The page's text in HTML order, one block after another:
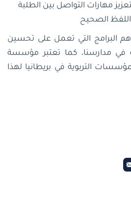
مهارات التواصل بين الطلبة
الصحيح
البرامج التي تعمل على تحسين
في مدارسنا، كما تعتبر مؤسسة
التربوية في بريطانيا لهذا